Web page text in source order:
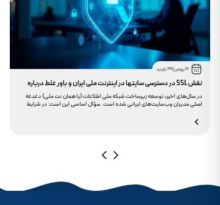
21 بهمن |99 بازدید
نقش SSL در دسترسی سایتها در اینترنت ملی ایران و باور غلط درباره
دامنه های IR
در سال‌های اخیر، توسعه زیرساخت شبکه ملی اطلاعات (یا همان نت ملی) دغدغه
اصلی مدیران وب‌سایت‌های ایرانی شده است. سؤال اساسی این است: در شرایط